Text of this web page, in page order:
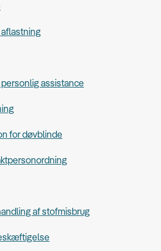
assistance
for døvblinde
af stofmisbrug